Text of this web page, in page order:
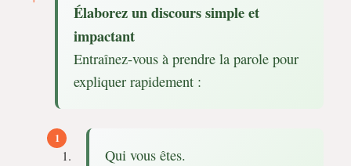
Élaborez un discours simple et
impactant
Entraînez-vous à prendre la parole pour
expliquer rapidement :
Qui vous êtes.